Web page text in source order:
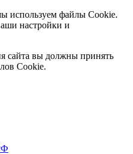
используем файлы Cookie.
настройки и
сайта вы должны принять
Cookie.